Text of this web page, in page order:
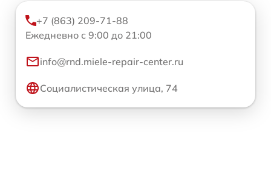
+7 (863) 209-71-88
Ежедневно с 9:00 до 21:00
info@rnd.miele-repair-center.ru
Социалистическая улица, 74